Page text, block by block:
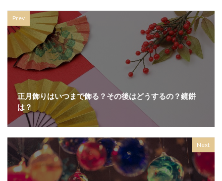
Prev
正月飾りはいつまで飾る？その後はどうするの？鏡餅
は？
Next